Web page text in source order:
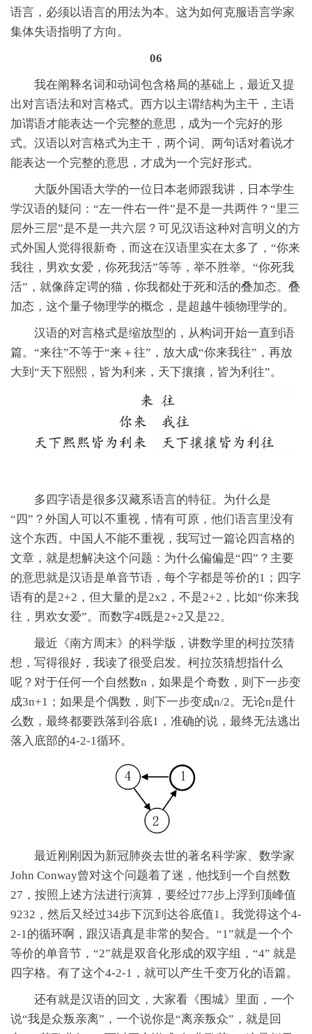
语言，必须以语言的用法为本。这为如何克服语言学家
集体失语指明了方向。
06
我在阐释名词和动词包含格局的基础上，最近又提
出对言语法和对言格式。西方以主谓结构为主干，主语
加谓语才能表达一个完整的意思，成为一个完好的形
式。汉语以对言格式为主干，两个词、两句话对着说才
能表达一个完整的意思，才成为一个完好形式。
大阪外国语大学的一位日本老师跟我讲，日本学生
学汉语的疑问：“左一件右一件”是不是一共两件？“里三
层外三层”是不是一共六层？可见汉语这种对言明义的方
式外国人觉得很新奇，而这在汉语里实在太多了，“你来
我往，男欢女爱，你死我活”等等，举不胜举。“你死我
活”，就像薛定谔的猫，你我都处于死和活的叠加态。叠
加态，这个量子物理学的概念，是超越牛顿物理学的。
汉语的对言格式是缩放型的，从构词开始一直到语
篇。“来往”不等于“来＋往”，放大成“你来我往”，再放
大到“天下熙熙，皆为利来，天下攘攘，皆为利往”。
多四字语是很多汉藏系语言的特征。为什么是
“四”？外国人可以不重视，情有可原，他们语言里没有
这个东西。中国人不能不重视，我写过一篇论四言格的
文章，就是想解决这个问题：为什么偏偏是“四”？主要
的意思就是汉语是单音节语，每个字都是等价的1；四字
语有的是2+2，但大量的是2x2，不是2+2，比如“你来我
往，男欢女爱”。而数字4既是2+2又是22。
最近《南方周末》的科学版，讲数学里的柯拉茨猜
想，写得很好，我读了很受启发。柯拉茨猜想指什么
呢？对于任何一个自然数n，如果是个奇数，则下一步变
成3n+1；如果是个偶数，则下一步变成n/2。无论n是什
么数，最终都要跌落到谷底1，准确的说，最终无法逃出
落入底部的4-2-1循环。
最近刚刚因为新冠肺炎去世的著名科学家、数学家
John Conway曾对这个问题着了迷，他找到一个自然数
27，按照上述方法进行演算，要经过77步上浮到顶峰值
9232，然后又经过34步下沉到达谷底值1。我觉得这个4-
2-1的循环啊，跟汉语真是非常的契合。“1”就是一个个
等价的单音节，“2”就是双音化形成的双字组，“4” 就是
四字格。有了这个4-2-1，就可以产生千变万化的语篇。
还有就是汉语的回文，大家看《围城》里面，一个
说“我是众叛亲离”，一个说你是“离亲叛众”，就是回